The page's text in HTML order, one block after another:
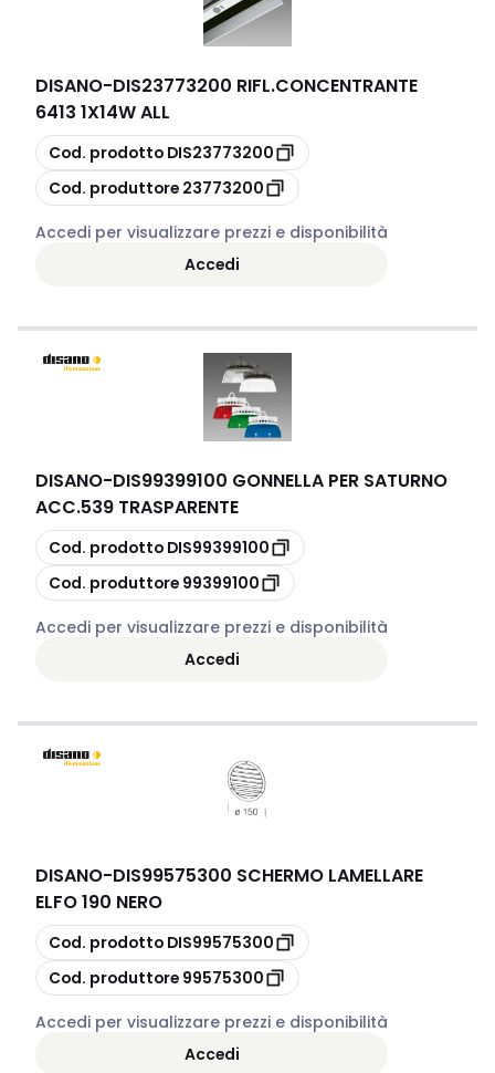
DISANO-DIS23773200 RIFL.CONCENTRANTE
6413 1X14W ALL
copia
Cod. prodotto DIS23773200
copia
Cod. produttore 23773200
Accedi per visualizzare prezzi e disponibilità
Accedi
DISANO-DIS99399100 GONNELLA PER SATURNO
ACC.539 TRASPARENTE
copia
Cod. prodotto DIS99399100
copia
Cod. produttore 99399100
Accedi per visualizzare prezzi e disponibilità
Accedi
DISANO-DIS99575300 SCHERMO LAMELLARE
ELFO 190 NERO
copia
Cod. prodotto DIS99575300
copia
Cod. produttore 99575300
Accedi per visualizzare prezzi e disponibilità
Accedi